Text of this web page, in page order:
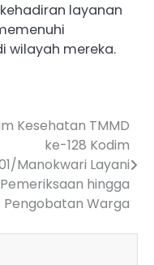
layanan
wilayah mereka.
Kesehatan TMMD
ke-128 Kodim
Manokwari Layani
Pemeriksaan hingga
Pengobatan Warga